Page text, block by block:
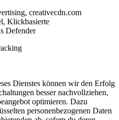
creativecdn.com
Klickbasierte
Defender
Dienstes können wir den Erfolg
besser nachvollziehen,
optimieren. Dazu
personenbezogenen Daten